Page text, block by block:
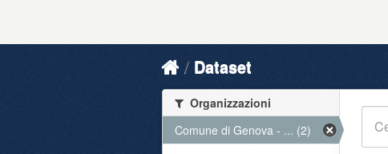
Dataset
Organizzazioni
Comune di Genova - ... (2)